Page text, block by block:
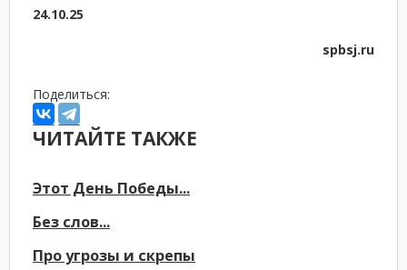
24.10.25
spbsj.ru
Поделиться:
ЧИТАЙТЕ ТАКЖЕ
Этот День Победы...
Без слов...
Про угрозы и скрепы